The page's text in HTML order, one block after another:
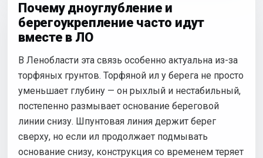
Почему дноуглубление и
берегоукрепление часто идут
вместе в ЛО
В Ленобласти эта связь особенно актуальна из-за
торфяных грунтов. Торфяной ил у берега не просто
уменьшает глубину — он рыхлый и нестабильный,
постепенно размывает основание береговой
линии снизу. Шпунтовая линия держит берег
сверху, но если ил продолжает подмывать
основание снизу, конструкция со временем теряет